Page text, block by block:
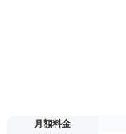
月額料金